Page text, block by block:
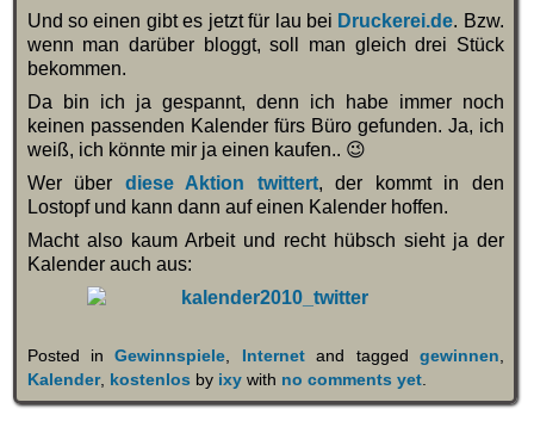
Und so einen gibt es jetzt für lau bei Druckerei.de. Bzw.
wenn man darüber bloggt, soll man gleich drei Stück
bekommen.
Da bin ich ja gespannt, denn ich habe immer noch
keinen passenden Kalender fürs Büro gefunden. Ja, ich
weiß, ich könnte mir ja einen kaufen.. 😉
Wer über diese Aktion twittert, der kommt in den
Lostopf und kann dann auf einen Kalender hoffen.
Macht also kaum Arbeit und recht hübsch sieht ja der
Kalender auch aus:
Posted inGewinnspiele Internetand tagged gewinnen
Kalender, kostenlos by ixywith no comments yet.